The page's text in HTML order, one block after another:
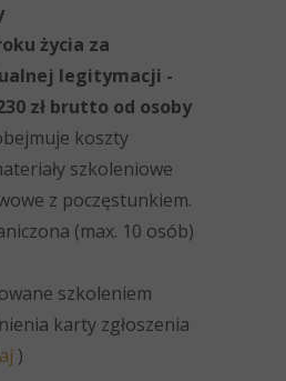
życia za
legitymacji -
zł brutto od osoby
koszty
szkoleniowe
z poczęstunkiem.
(max. 10 osób)
szkoleniem
karty zgłoszenia
)